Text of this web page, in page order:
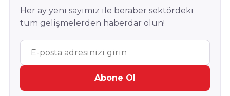
Her ay yeni sayımız ile beraber sektördeki
tüm gelişmelerden haberdar olun!
Abone Ol